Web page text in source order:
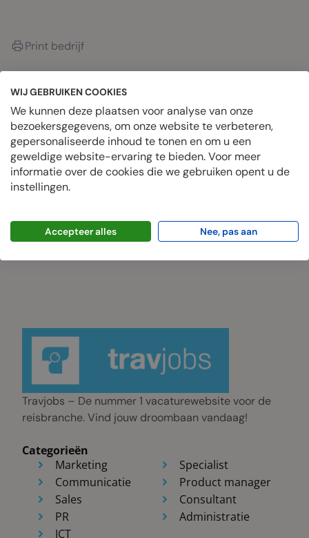
Print bedrijf
OVER HET BEDRIJF
Datum geplaatst
juli 1, 2024
Geplaatste banen
Travjobs – De nummer 1 vacaturewebsite voor de
reisbranche. Vind jouw droombaan vandaag!
Categorieën
Marketing
Communicatie
Sales
PR
ICT
Specialist
Product manager
Consultant
Administratie
WIJ GEBRUIKEN COOKIES
We kunnen deze plaatsen voor analyse van onze
bezoekersgegevens, om onze website te verbeteren,
gepersonaliseerde inhoud te tonen en om u een
geweldige website-ervaring te bieden. Voor meer
informatie over de cookies die we gebruiken opent u de
instellingen.
Accepteer alles Nee, pas aan